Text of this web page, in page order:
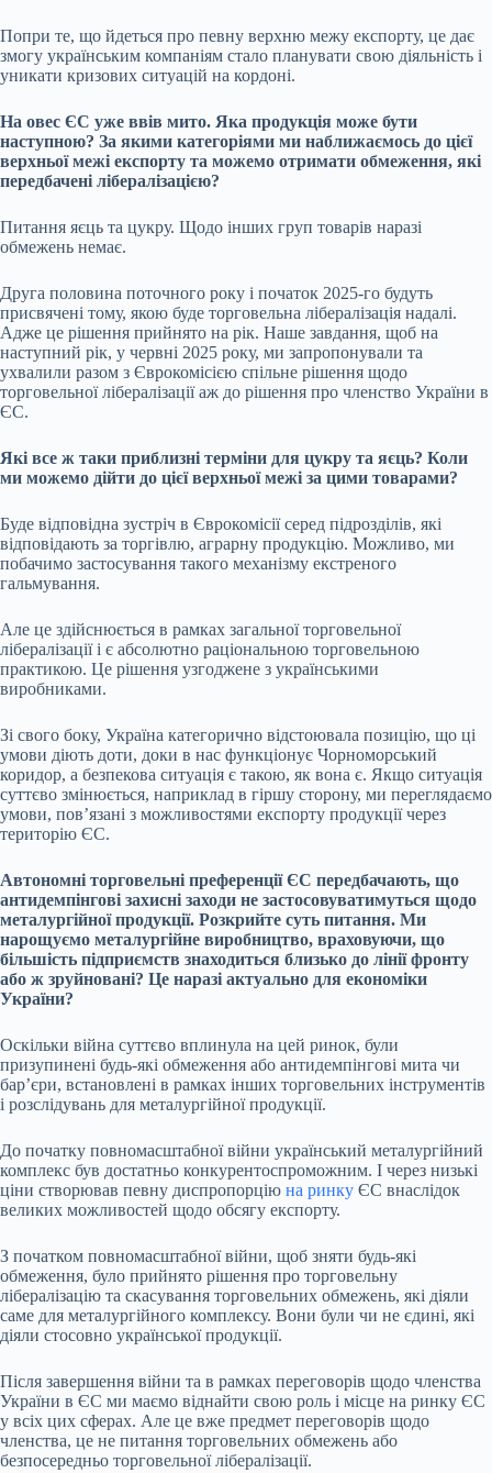
Попри те, що йдеться про певну верхню межу експорту, це дає
змогу українським компаніям стало планувати свою діяльність і
уникати кризових ситуацій на кордоні.
На овес ЄС уже ввів мито. Яка продукція може бути
наступною? За якими категоріями ми наближаємось до цієї
верхньої межі експорту та можемо отримати обмеження, які
передбачені лібералізацією?
Питання яєць та цукру. Щодо інших груп товарів наразі
обмежень немає.
Друга половина поточного року і початок 2025-го будуть
присвячені тому, якою буде торговельна лібералізація надалі.
Адже це рішення прийнято на рік. Наше завдання, щоб на
наступний рік, у червні 2025 року, ми запропонували та
ухвалили разом з Єврокомісією спільне рішення щодо
торговельної лібералізації аж до рішення про членство України в
ЄС.
Які все ж таки приблизні терміни для цукру та яєць? Коли
ми можемо дійти до цієї верхньої межі за цими товарами?
Буде відповідна зустріч в Єврокомісії серед підрозділів, які
відповідають за торгівлю, аграрну продукцію. Можливо, ми
побачимо застосування такого механізму екстреного
гальмування.
Але це здійснюється в рамках загальної торговельної
лібералізації і є абсолютно раціональною торговельною
практикою. Це рішення узгоджене з українськими
виробниками.
Зі свого боку, Україна категорично відстоювала позицію, що ці
умови діють доти, доки в нас функціонує Чорноморський
коридор, а безпекова ситуація є такою, як вона є. Якщо ситуація
суттєво змінюється, наприклад в гіршу сторону, ми переглядаємо
умови, повʼязані з можливостями експорту продукції через
територію ЄС.
Автономні торговельні преференції ЄС передбачають, що
антидемпінгові захисні заходи не застосовуватимуться щодо
металургійної продукції. Розкрийте суть питання. Ми
нарощуємо металургійне виробництво, враховуючи, що
більшість підприємств знаходиться близько до лінії фронту
або ж зруйновані? Це наразі актуально для економіки
України?
Оскільки війна суттєво вплинула на цей ринок, були
призупинені будь-які обмеження або антидемпінгові мита чи
барʼєри, встановлені в рамках інших торговельних інструментів
і розслідувань для металургійної продукції.
До початку повномасштабної війни український металургійний
комплекс був достатньо конкурентоспроможним. І через низькі
ціни створював певну диспропорцію на ринку ЄС внаслідок
великих можливостей щодо обсягу експорту.
З початком повномасштабної війни, щоб зняти будь-які
обмеження, було прийнято рішення про торговельну
лібералізацію та скасування торговельних обмежень, які діяли
саме для металургійного комплексу. Вони були чи не єдині, які
діяли стосовно української продукції.
Після завершення війни та в рамках переговорів щодо членства
України в ЄС ми маємо віднайти свою роль і місце на ринку ЄС
у всіх цих сферах. Але це вже предмет переговорів щодо
членства, це не питання торговельних обмежень або
безпосередньо торговельної лібералізації.